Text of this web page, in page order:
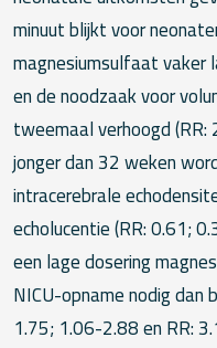
minuut blijkt voor
magnesiumsulfaat vaker
en de noodzaak voor
tweemaal verhoogd
jonger dan 32 weken
intracerebrale
echolucentie (RR: 0.61;
een lage dosering
NICU-opname nodig dan
1.75; 1.06-2.88 en RR: